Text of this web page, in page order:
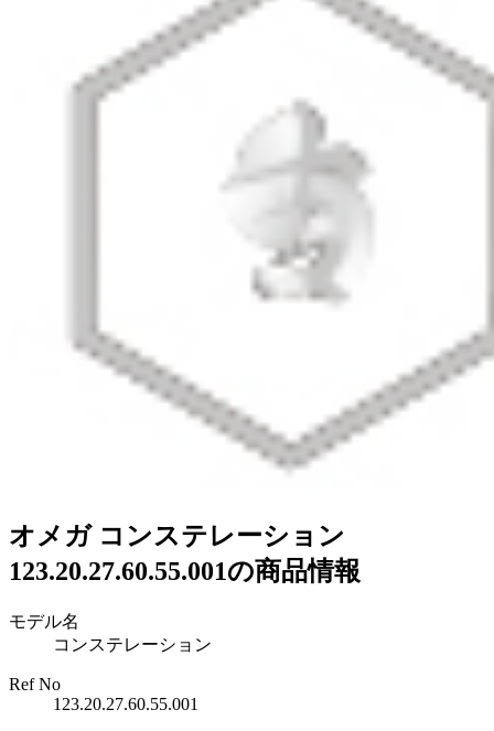
オメガ コンステレーション
123.20.27.60.55.001の商品情報
モデル名
コンステレーション
Ref No
123.20.27.60.55.001